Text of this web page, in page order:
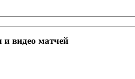
видео матчей